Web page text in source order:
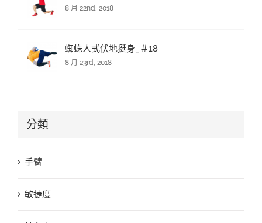
8 月 22nd, 2018
蜘蛛人式伏地挺身_＃18
8 月 23rd, 2018
分類
手臂
敏捷度